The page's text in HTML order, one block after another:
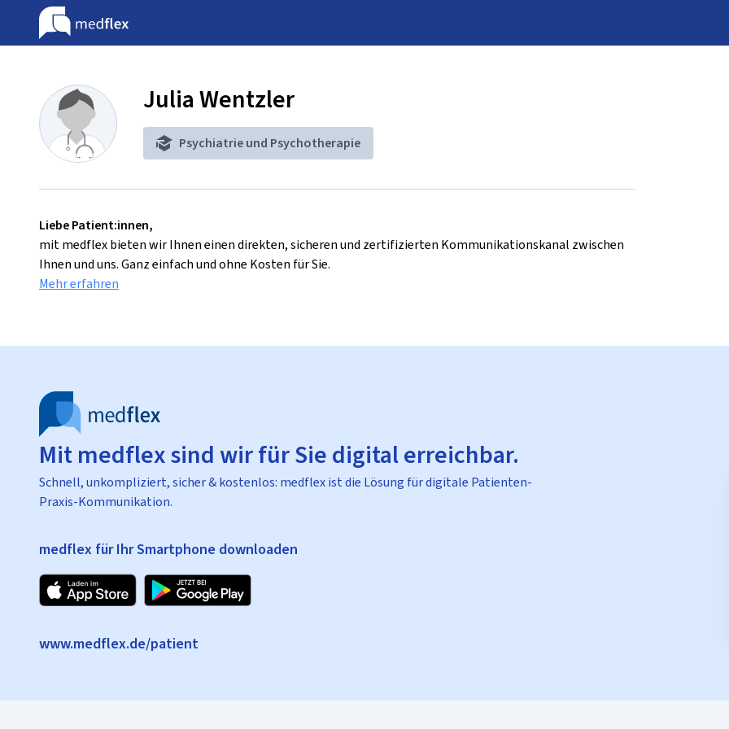
Julia Wentzler
Psychiatrie und Psychotherapie
Liebe Patient:innen,
mit medflex bieten wir Ihnen einen direkten, sicheren und zertifizierten Kommunikationskanal zwischen
Ihnen und uns. Ganz einfach und ohne Kosten für Sie.
Mehr erfahren
Mit medflex sind wir für Sie digital erreichbar.
Schnell, unkompliziert, sicher & kostenlos: medflex ist die Lösung für digitale Patienten-
Praxis-Kommunikation.
medflex für Ihr Smartphone downloaden
www.medflex.de/patient